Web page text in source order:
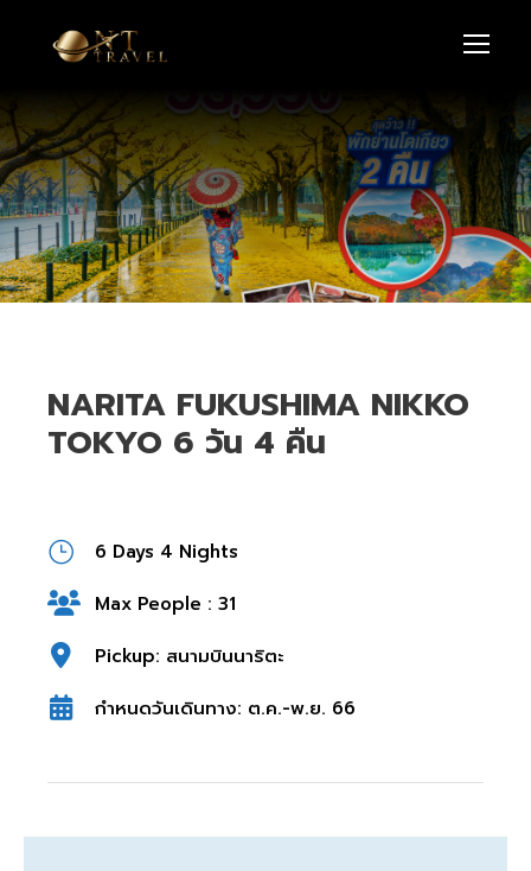
NARITA FUKUSHIMA NIKKO
TOKYO 6 วัน 4 คืน
6 Days 4 Nights
Max People : 31
Pickup: สนามบินนาริตะ
กำหนดวันเดินทาง: ต.ค.-พ.ย. 66